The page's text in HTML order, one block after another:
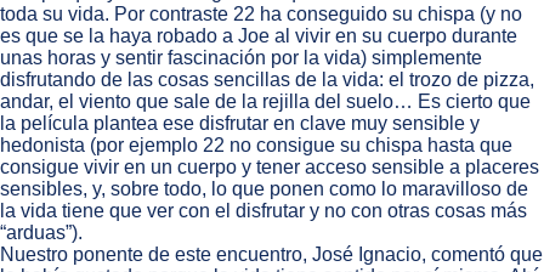
toda su vida. Por contraste 22 ha conseguido su chispa (y no
es que se la haya robado a Joe al vivir en su cuerpo durante
unas horas y sentir fascinación por la vida) simplemente
disfrutando de las cosas sencillas de la vida: el trozo de pizza,
andar, el viento que sale de la rejilla del suelo… Es cierto que
la película plantea ese disfrutar en clave muy sensible y
hedonista (por ejemplo 22 no consigue su chispa hasta que
consigue vivir en un cuerpo y tener acceso sensible a placeres
sensibles, y, sobre todo, lo que ponen como lo maravilloso de
la vida tiene que ver con el disfrutar y no con otras cosas más
“arduas”).
Nuestro ponente de este encuentro, José Ignacio, comentó que